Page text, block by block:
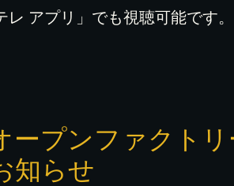
アプリ」でも視聴可能です。
ープンファクト
知らせ